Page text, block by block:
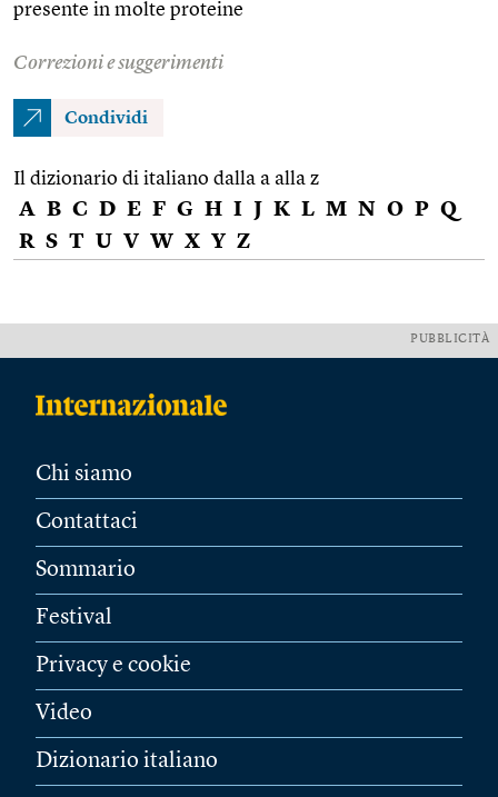
presente in molte proteine
Correzioni e suggerimenti
Condividi
Il dizionario di italiano dalla a alla z
A B C D E F G H I J K L M N O P Q
R S T U V W X Y Z
PUBBLICITÀ
Chi siamo
Contattaci
Sommario
Festival
Privacy e cookie
Video
Dizionario italiano